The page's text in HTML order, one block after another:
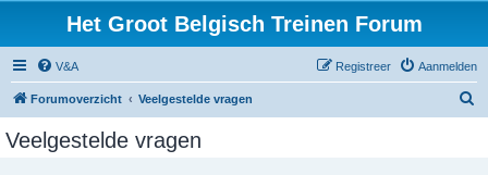
Het Groot Belgisch Treinen Forum
V&A Aanmelden
Registreer
Forumoverzicht Veelgestelde vragen
Veelgestelde vragen